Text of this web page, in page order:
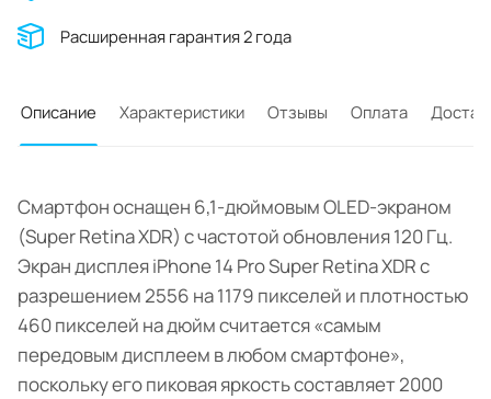
Расширенная гарантия 2 года
Описание Характеристики Отзывы Оплата
Смартфон оснащен 6,1-дюймовым OLED-экраном
(Super Retina XDR) с частотой обновления 120 Гц.
Экран дисплея iPhone 14 Pro Super Retina XDR с
разрешением 2556 на 1179 пикселей и плотностью
460 пикселей на дюйм считается «самым
передовым дисплеем в любом смартфоне»,
поскольку его пиковая яркость составляет 2000